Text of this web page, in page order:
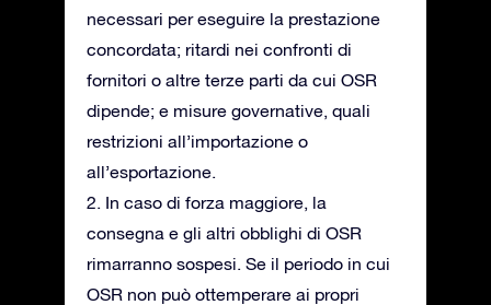
necessari per eseguire la prestazione
concordata; ritardi nei confronti di
fornitori o altre terze parti da cui OSR
dipende; e misure governative, quali
restrizioni all’importazione o
all’esportazione.
2. In caso di forza maggiore, la
consegna e gli altri obblighi di OSR
rimarranno sospesi. Se il periodo in cui
OSR non può ottemperare ai propri